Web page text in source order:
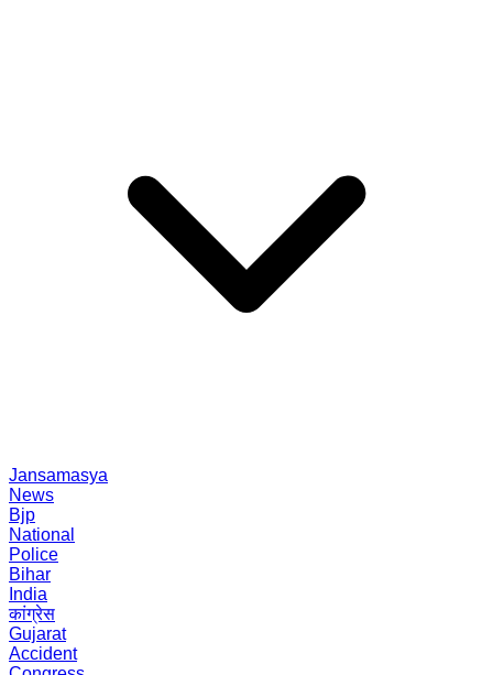
Jansamasya
News
Bjp
National
Police
Bihar
India
कांग्रेस
Gujarat
Accident